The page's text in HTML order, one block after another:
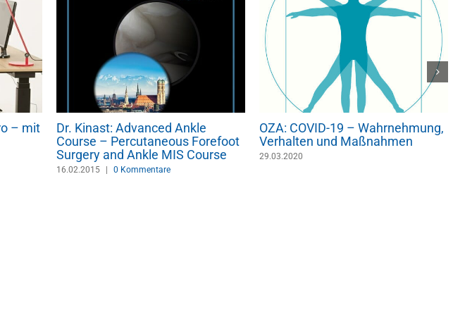
– mit
Dr. Kinast: Advanced Ankle
Course – Percutaneous Forefoot
Surgery and Ankle MIS Course
16.02.2015 | 0 Kommentare
OZA: COVID-19 – Wahrnehmung,
Verhalten und Maßnahmen
29.03.2020